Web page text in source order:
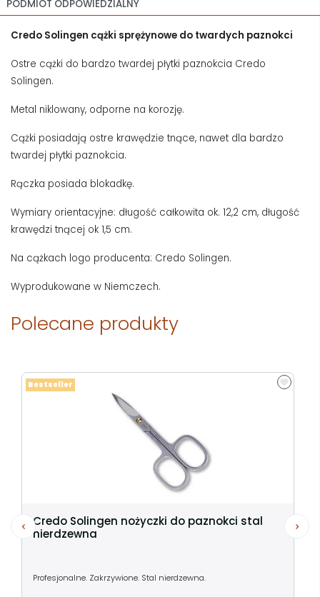
PODMIOT ODPOWIEDZIALNY
Credo Solingen cążki sprężynowe do twardych paznokci
Ostre cążki do bardzo twardej płytki paznokcia Credo
Solingen.
Metal niklowany, odporne na korozję.
Cążki posiadają ostre krawędzie tnące, nawet dla bardzo
twardej płytki paznokcia.
Rączka posiada blokadkę.
Wymiary orientacyjne: długość całkowita ok. 12,2 cm, długość
krawędzi tnącej ok 1,5 cm.
Na cążkach logo producenta: Credo Solingen.
Wyprodukowane w Niemczech.
Polecane produkty
Credo Solingen nożyczki do paznokci stal
nierdzewna
Profesjonalne. Zakrzywione. Stal nierdzewna.
Bestseller